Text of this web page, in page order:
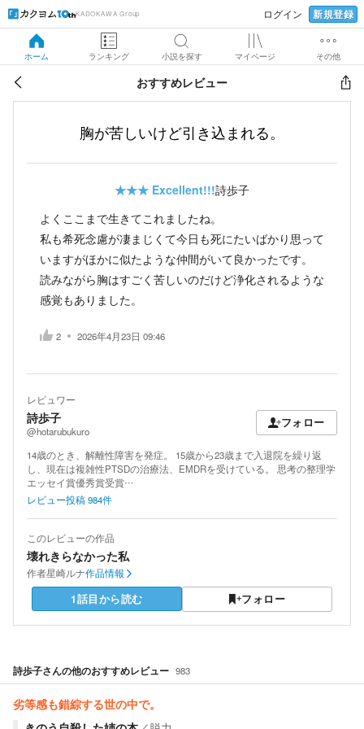
KADOKAWA Group ログイン 新規登録
ホーム ランキング 小説を探す マイページ その他
おすすめレビュー
胸が苦しいけど引き込まれる。
★★★ Excellent!!!詩歩子
よくここまで生きてこれましたね。
私も希死念慮が凄まじくて今日も死にたいばかり思って
いますがほかに似たような仲間がいて良かったです。
読みながら胸はすごく苦しいのだけど浄化されるような
感覚もありました。
2 2026年4月23日 09:46
レビュワー
詩歩子
@hotarubukuro
フォロー
14歳のとき、解離性障害を発症。 15歳から23歳まで入退院を繰り返
し、現在は複雑性PTSDの治療法、EMDRを受けている。 思考の整理学
エッセイ賞優秀賞受賞…
レビュー投稿984件
このレビューの作品
壊れきらなかった私
作者星崎ルナ作品情報
1話目から読む フォロー
詩歩子さんの他のおすすめレビュー 983
劣等感も錯綜する世の中で。